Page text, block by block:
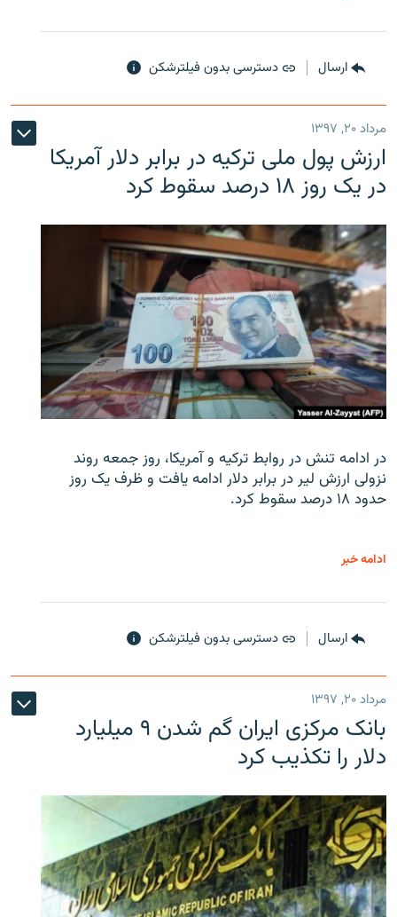
ارسال دسترسی بدون فیلترشکن
مرداد ۲۰, ۱۳۹۷
ارزش پول ملی ترکیه در برابر دلار آمریکا
در یک روز ۱۸ درصد سقوط کرد
در ادامه تنش در روابط ترکیه و آمریکا، روز جمعه روند
نزولی ارزش لیر در برابر دلار ادامه یافت و ظرف یک روز
حدود ۱۸ درصد سقوط کرد.
ادامه خبر
ارسال دسترسی بدون فیلترشکن
مرداد ۲۰, ۱۳۹۷
بانک مرکزی ایران گم شدن ۹ میلیارد
دلار را تکذیب کرد